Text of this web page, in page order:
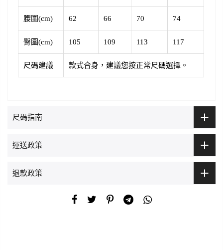
腰圍(cm) 62 66 70 74
臀圍(cm) 105 109 113 117
尺碼建議 款式合身，建議您按正常尺碼選擇。
尺碼指南
運送政策
退款政策